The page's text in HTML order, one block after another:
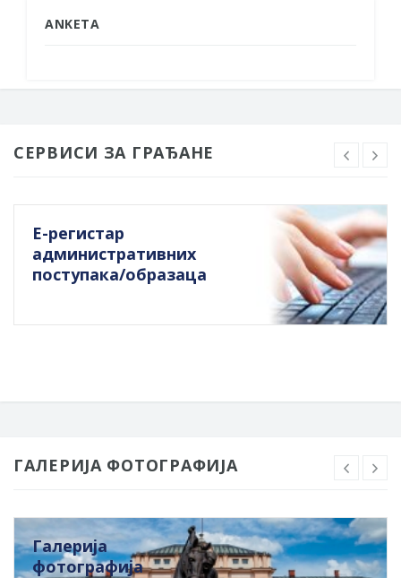
ANKETA
СЕРВИСИ ЗА ГРАЂАНЕ
Е-регистар
административних
поступака/образаца
ГАЛЕРИЈА ФОТОГРАФИЈА
Галерија
фотографија